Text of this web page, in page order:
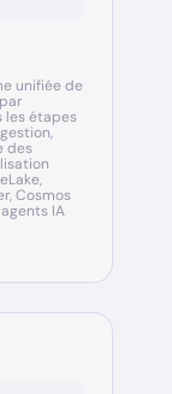
unifiée de
les étapes
des
Cosmos
IA